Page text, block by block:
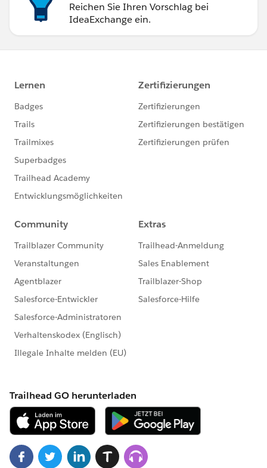
Reichen Sie Ihren Vorschlag bei
IdeaExchange ein.